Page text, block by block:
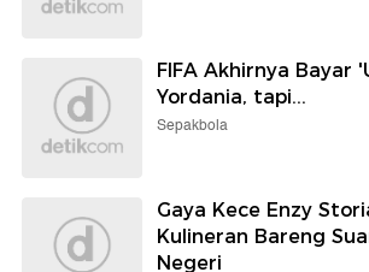
FIFA Akhirnya Bayar
Yordania, tapi...
Sepakbola
Gaya Kece Enzy
Kulineran Bareng
Negeri